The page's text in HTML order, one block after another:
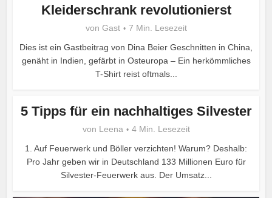
Kleiderschrank revolutionierst
von Gast
7 Min. Lesezeit
Dies ist ein Gastbeitrag von Dina Beier Geschnitten in China,
genäht in Indien, gefärbt in Osteuropa – Ein herkömmliches
T-Shirt reist oftmals...
5 Tipps für ein nachhaltiges Silvester
von Leena
4 Min. Lesezeit
1. Auf Feuerwerk und Böller verzichten! Warum? Deshalb:
Pro Jahr geben wir in Deutschland 133 Millionen Euro für
Silvester-Feuerwerk aus. Der Umsatz...